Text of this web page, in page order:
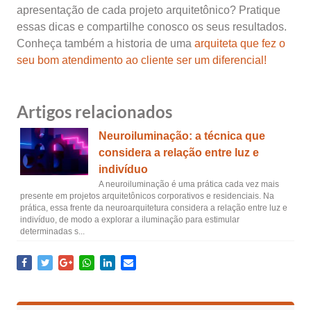
apresentação de cada projeto arquitetônico? Pratique
essas dicas e compartilhe conosco os seus resultados.
Conheça também a historia de uma arquiteta que fez o
seu bom atendimento ao cliente ser um diferencial!
Artigos relacionados
Neuroiluminação: a técnica que
considera a relação entre luz e
indivíduo
A neuroiluminação é uma prática cada vez mais
presente em projetos arquitetônicos corporativos e residenciais. Na
prática, essa frente da neuroarquitetura considera a relação entre luz e
indivíduo, de modo a explorar a iluminação para estimular
determinadas s...